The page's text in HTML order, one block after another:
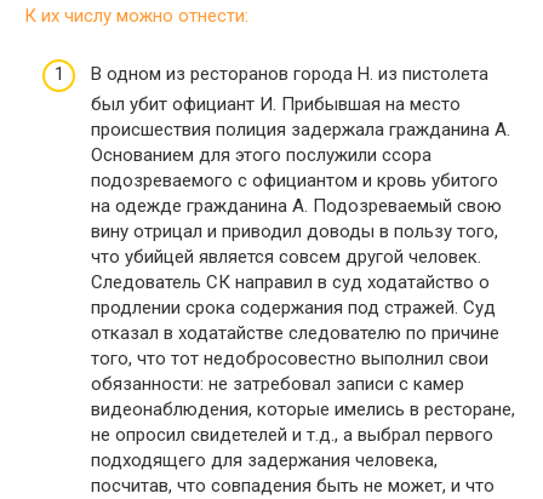
К их числу можно отнести:
В одном из ресторанов города Н. из пистолета
был убит официант И. Прибывшая на место
происшествия полиция задержала гражданина А.
Основанием для этого послужили ссора
подозреваемого с официантом и кровь убитого
на одежде гражданина А. Подозреваемый свою
вину отрицал и приводил доводы в пользу того,
что убийцей является совсем другой человек.
Следователь СК направил в суд ходатайство о
продлении срока содержания под стражей. Суд
отказал в ходатайстве следователю по причине
того, что тот недобросовестно выполнил свои
обязанности: не затребовал записи с камер
видеонаблюдения, которые имелись в ресторане,
не опросил свидетелей и т.д., а выбрал первого
подходящего для задержания человека,
посчитав, что совпадения быть не может, и что